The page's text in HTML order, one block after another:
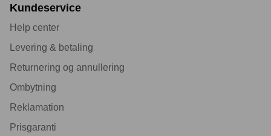
Kundeservice
Help center
Levering & betaling
Returnering og annullering
Ombytning
Reklamation
Prisgaranti